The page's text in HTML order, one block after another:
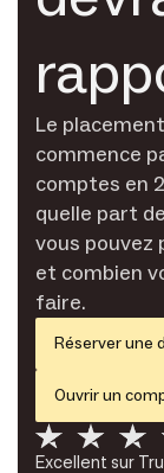
Le
commence
comptes en
quelle part
vous pouvez
et combien
faire.
Réserver une
Ouvrir un
Excellent sur